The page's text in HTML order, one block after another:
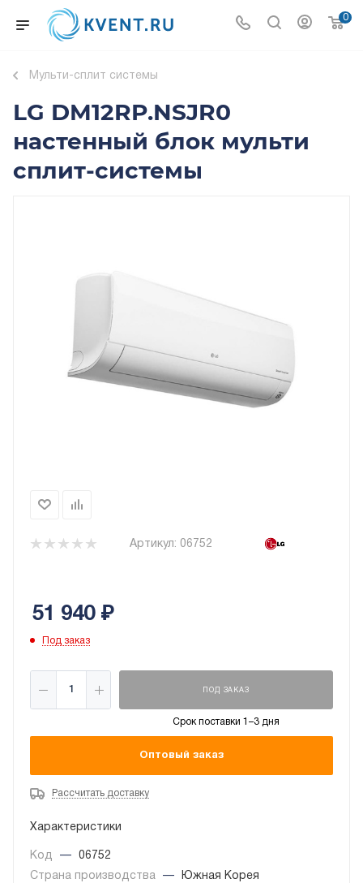
0
Мульти-сплит системы
LG DM12RP.NSJR0
настенный блок мульти
сплит-системы
Артикул: 06752
51 940₽
Под заказ
ПОД ЗАКАЗ
Срок поставки 1–3 дня
Оптовый заказ
Рассчитать доставку
Характеристики
Код —
06752
Страна производства
—
Южная Корея